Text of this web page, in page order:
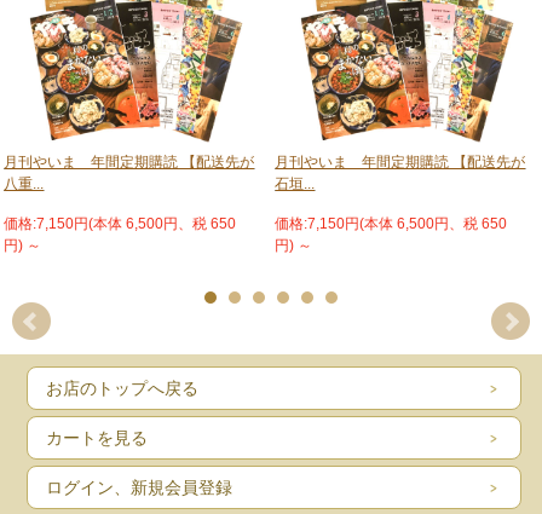
八重山の求人情報
募集・譲ります・譲ってください
イベントスケジュール
編集後記
※龍太郎がゆく、リップサービスカレーうどん晋也の島人芸人日記と新城雄大の
ペダル奮闘記、地 球飛行と与座英信のフランス日記、COLUMN 籠谷鑑とMAKE
Joy PROJECT REPORT とサステ ナブルアイランド石垣、無声之詩と畦道を歩
く、むかし八重山と島の風景と歴史は隔月連載です。 「八重の風になりて」「歌
が生まれる時」はお休みします。 © 南山舎株式会社 禁・無断転載
月刊やいま 年間定期購読 【配送先が
八重...
価格:7,150円(本体 6,500円、税 650
円) ～
月刊やいま 年間定期購読 【配送先が
石垣...
価格:7,150円(本体 6,500円、税 650
円) ～
お店のトップへ戻る
カートを見る
ログイン、新規会員登録